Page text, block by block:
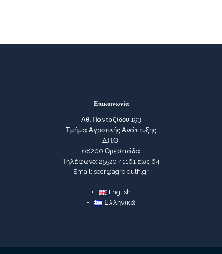
Επικοινωνία
Αθ. Πανταζίδου 193
Τμήμα Αγροτικής Ανάπτυξης
Δ.Π.Θ,
68200 Ορεστιάδα
Τηλέφωνο: 25520 41161 εως 64
Email: secr@agro.duth.gr
English
Ελληνικά